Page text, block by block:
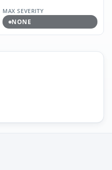
MAX SEVERITY
NONE